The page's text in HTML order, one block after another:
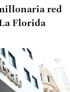
red
Florida